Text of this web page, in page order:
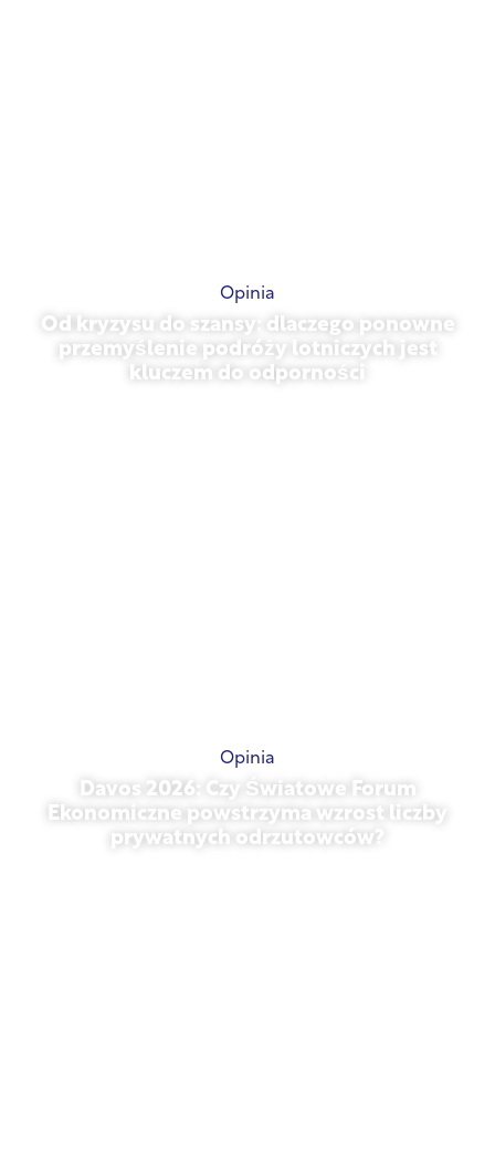
Opinia
Od kryzysu do szansy: dlaczego ponowne
przemyślenie podróży lotniczych jest
kluczem do odporności
Opinia
Davos 2026: Czy Światowe Forum
Ekonomiczne powstrzyma wzrost liczby
prywatnych odrzutowców?